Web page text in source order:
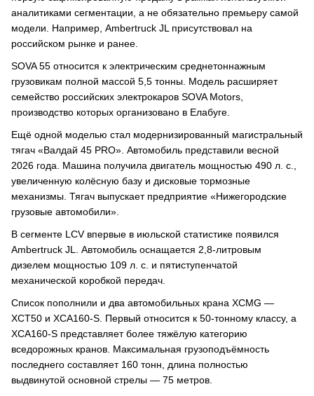
аналитиками сегментации, а не обязательно премьеру самой
модели. Например, Ambertruck JL присутствовал на
российском рынке и ранее.
SOVA 55 относится к электрическим среднетоннажным
грузовикам полной массой 5,5 тонны. Модель расширяет
семейство российских электрокаров SOVA Motors,
производство которых организовано в Елабуге.
Ещё одной моделью стал модернизированный магистральный
тягач «Валдай 45 PRO». Автомобиль представили весной
2026 года. Машина получила двигатель мощностью 490 л. с.,
увеличенную колёсную базу и дисковые тормозные
механизмы. Тягач выпускает предприятие «Нижегородские
грузовые автомобили».
В сегменте LCV впервые в июльской статистике появился
Ambertruck JL. Автомобиль оснащается 2,8-литровым
дизелем мощностью 109 л. с. и пятиступенчатой
механической коробкой передач.
Список пополнили и два автомобильных крана XCMG —
XCT50 и XCA160-S. Первый относится к 50-тонному классу, а
XCA160-S представляет более тяжёлую категорию
вседорожных кранов. Максимальная грузоподъёмность
последнего составляет 160 тонн, длина полностью
выдвинутой основной стрелы — 75 метров.